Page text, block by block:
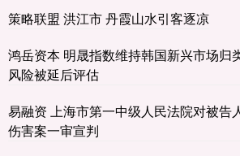
策略联盟 洪江市 丹霞山水引客逐凉
鸿岳资本 明晟指数维持韩国新兴市场归
风险被延后评估
易融资 上海市第一中级人民法院对被告
伤害案一审宣判